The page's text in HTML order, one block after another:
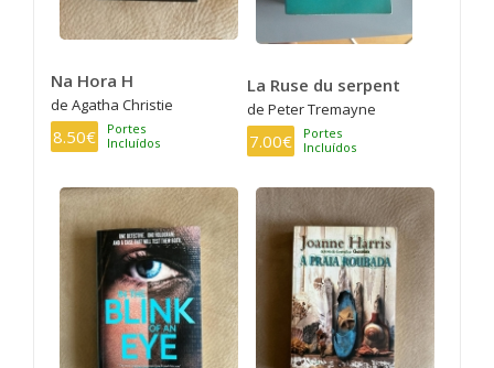
Na Hora H
de Agatha Christie
8.50€
Portes
Incluídos
La Ruse du serpent
de Peter Tremayne
7.00€
Portes
Incluídos